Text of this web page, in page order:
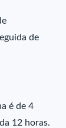
de
é de 4
12 horas.